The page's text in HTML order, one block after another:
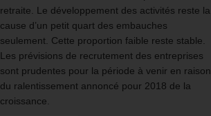
retraite. Le développement des activités reste la
cause d’un petit quart des embauches
seulement. Cette proportion faible reste stable.
Les prévisions de recrutement des entreprises
sont prudentes pour la période à venir en raison
du ralentissement annoncé pour 2018 de la
croissance.